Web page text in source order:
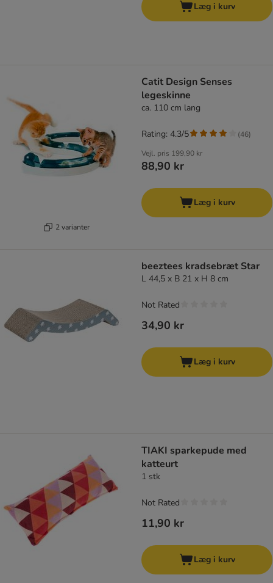
Læg i kurv
2 varianter
Catit Design Senses
legeskinne
ca. 110 cm lang
Vejl. pris 199,90 kr
88,90 kr
Rating: 4.3/5 (46)
Læg i kurv
beeztees kradsebræt Star
L 44,5 x B 21 x H 8 cm
34,90 kr
Not Rated
Læg i kurv
TIAKI sparkepude med
katteurt
1 stk
11,90 kr
Not Rated
Læg i kurv